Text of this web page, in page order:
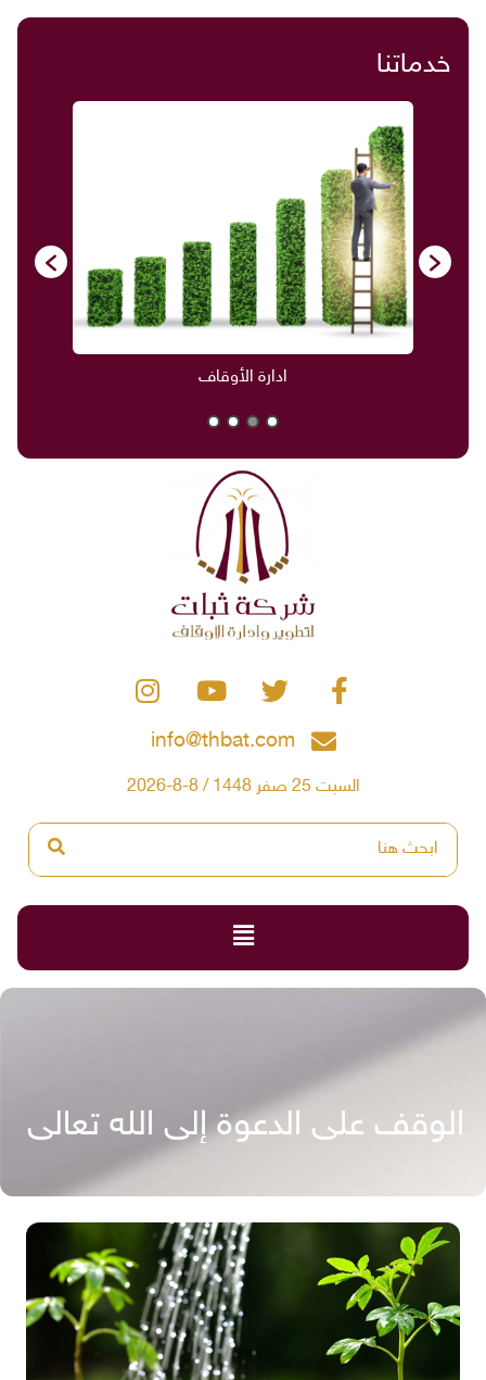
خدماتنا
ادارة الأوقاف
info@thbat.com
السبت 25 صفر 1448 / 8-8-2026
الوقف على الدعوة إلى الله تعالى